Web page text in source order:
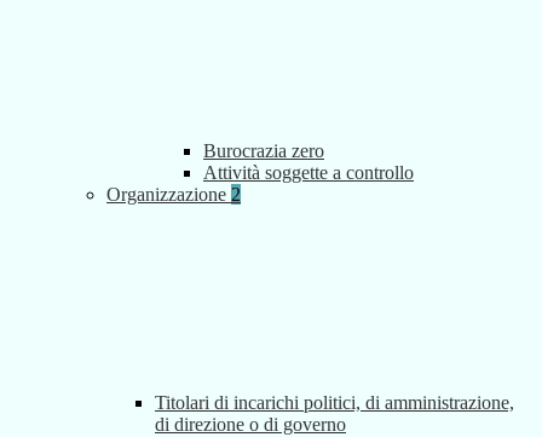
Burocrazia zero
Attività soggette a controllo
Organizzazione 2
Titolari di incarichi politici, di amministrazione,
di direzione o di governo